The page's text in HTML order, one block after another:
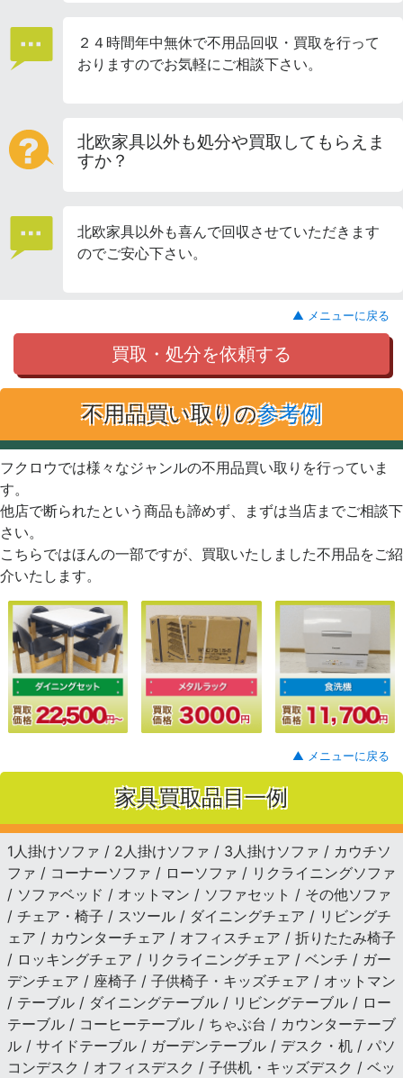
２４時間年中無休で不用品回収・買取を行って
おりますのでお気軽にご相談下さい。
北欧家具以外も処分や買取してもらえま
すか？
北欧家具以外も喜んで回収させていただきます
のでご安心下さい。
▲ メニューに戻る
買取・処分を依頼する
不用品買い取りの参考例
フクロウでは様々なジャンルの不用品買い取りを行っていま
す。
他店で断られたという商品も諦めず、まずは当店までご相談下
さい。
こちらではほんの一部ですが、買取いたしました不用品をご紹
介いたします。
▲ メニューに戻る
家具買取品目一例
1人掛けソファ / 2人掛けソファ / 3人掛けソファ / カウチソ
ファ / コーナーソファ / ローソファ / リクライニングソファ
/ ソファベッド / オットマン / ソファセット / その他ソファ
/ チェア・椅子 / スツール / ダイニングチェア / リビングチ
ェア / カウンターチェア / オフィスチェア / 折りたたみ椅子
/ ロッキングチェア / リクライニングチェア / ベンチ / ガー
デンチェア / 座椅子 / 子供椅子・キッズチェア / オットマン
/ テーブル / ダイニングテーブル / リビングテーブル / ロー
テーブル / コーヒーテーブル / ちゃぶ台 / カウンターテーブ
ル / サイドテーブル / ガーデンテーブル / デスク・机 / パソ
コンデスク / オフィスデスク / 子供机・キッズデスク / ベッ